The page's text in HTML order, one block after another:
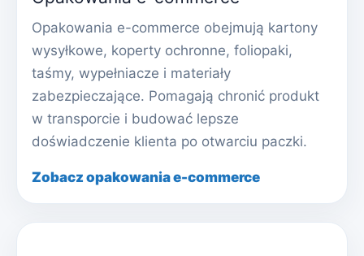
Opakowania e-commerce obejmują kartony
wysyłkowe, koperty ochronne, foliopaki,
taśmy, wypełniacze i materiały
zabezpieczające. Pomagają chronić produkt
w transporcie i budować lepsze
doświadczenie klienta po otwarciu paczki.
Zobacz opakowania e-commerce